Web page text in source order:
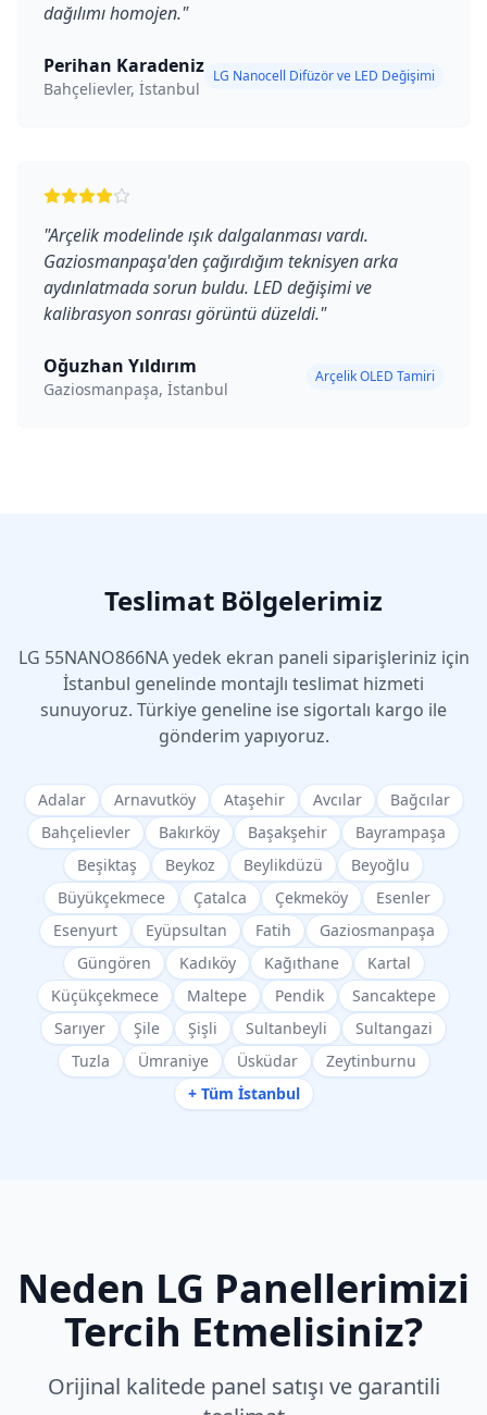
dağılımı homojen."
Perihan Karadeniz
Bahçelievler, İstanbul
LG Nanocell Difüzör ve LED Değişimi
"Arçelik modelinde ışık dalgalanması vardı.
Gaziosmanpaşa'den çağırdığım teknisyen arka
aydınlatmada sorun buldu. LED değişimi ve
kalibrasyon sonrası görüntü düzeldi."
Oğuzhan Yıldırım
Gaziosmanpaşa, İstanbul
Arçelik OLED Tamiri
Teslimat Bölgelerimiz
LG 55NANO866NAyedek ekran paneli siparişleriniz için
İstanbul genelinde montajlı teslimat hizmeti
sunuyoruz. Türkiye geneline ise sigortalı kargo ile
gönderim yapıyoruz.
Adalar Arnavutköy Ataşehir Avcılar
Bağcılar
Bahçelievler
Bakırköy Başakşehir
Bayrampaşa
Beşiktaş
Beykoz Beylikdüzü
Beyoğlu
Büyükçekmece
Çatalca Çekmeköy
Esenler
Esenyurt
Eyüpsultan Fatih
Gaziosmanpaşa
Güngören
Kadıköy Kağıthane
Kartal
Küçükçekmece
Maltepe Pendik
Sancaktepe
Sarıyer
Şile Şişli Sultanbeyli
Sultangazi
Tuzla
Ümraniye Üsküdar
Zeytinburnu
+ Tüm İstanbul
Neden LG Panellerimizi
Tercih Etmelisiniz?
Orijinal kalitede panel satışı ve garantili